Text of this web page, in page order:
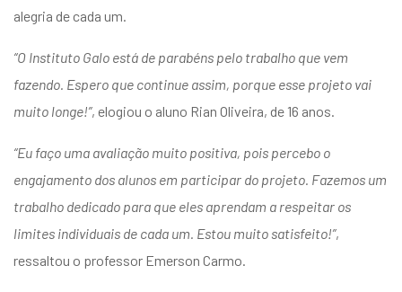
alegria de cada um.
“O Instituto Galo está de parabéns pelo trabalho que vem
fazendo. Espero que continue assim, porque esse projeto vai
muito longe!”, elogiou o aluno Rian Oliveira, de 16 anos.
“Eu faço uma avaliação muito positiva, pois percebo o
engajamento dos alunos em participar do projeto. Fazemos um
trabalho dedicado para que eles aprendam a respeitar os
limites individuais de cada um. Estou muito satisfeito!”,
ressaltou o professor Emerson Carmo.